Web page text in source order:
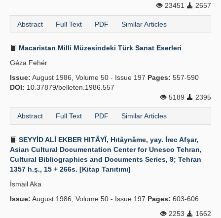
23451
2657
Abstract Full Text PDF Similar Articles
Macaristan Milli Müzesindeki Türk Sanat Eserleri
Géza Fehér
Issue: August 1986, Volume 50 - Issue 197 Pages: 557-590
DOI: 10.37879/belleten.1986.557
5189
2395
Abstract Full Text PDF Similar Articles
SEYYİD ALİ EKBER HITÂYÎ, Hıtâynâme, yay. İrec Afşar,
Asian Cultural Documentation Center for Unesco Tehran,
Cultural Bibliographies and Documents Series, 9; Tehran
1357 h.ş., 15 + 266s. [Kitap Tanıtımı]
İsmail Aka
Issue: August 1986, Volume 50 - Issue 197 Pages: 603-606
2253
1662